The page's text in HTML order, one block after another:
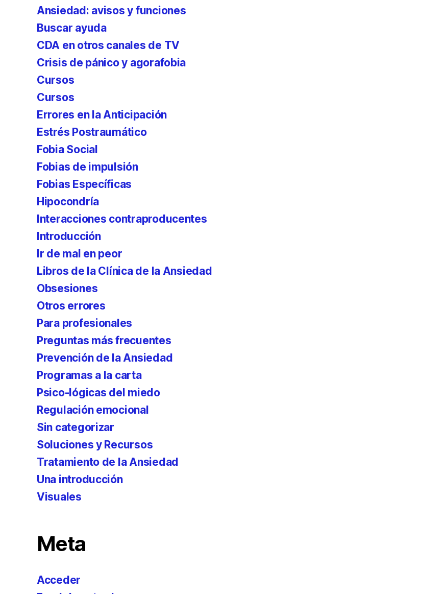
Ansiedad: avisos y funciones
Buscar ayuda
CDA en otros canales de TV
Crisis de pánico y agorafobia
Cursos
Cursos
Errores en la Anticipación
Estrés Postraumático
Fobia Social
Fobias de impulsión
Fobias Específicas
Hipocondría
Interacciones contraproducentes
Introducción
Ir de mal en peor
Libros de la Clínica de la Ansiedad
Obsesiones
Otros errores
Para profesionales
Preguntas más frecuentes
Prevención de la Ansiedad
Programas a la carta
Psico-lógicas del miedo
Regulación emocional
Sin categorizar
Soluciones y Recursos
Tratamiento de la Ansiedad
Una introducción
Visuales
Meta
Acceder